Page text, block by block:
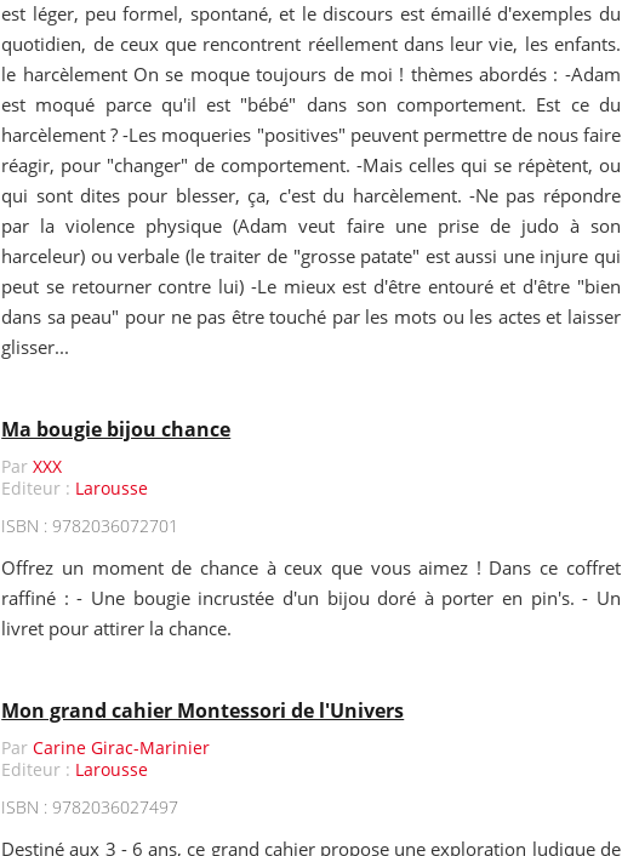
est léger, peu formel, spontané, et le discours est émaillé d'exemples du
quotidien, de ceux que rencontrent réellement dans leur vie, les enfants.
le harcèlement On se moque toujours de moi ! thèmes abordés : -Adam
est moqué parce qu'il est "bébé" dans son comportement. Est ce du
harcèlement ? -Les moqueries "positives" peuvent permettre de nous faire
réagir, pour "changer" de comportement. -Mais celles qui se répètent, ou
qui sont dites pour blesser, ça, c'est du harcèlement. -Ne pas répondre
par la violence physique (Adam veut faire une prise de judo à son
harceleur) ou verbale (le traiter de "grosse patate" est aussi une injure qui
peut se retourner contre lui) -Le mieux est d'être entouré et d'être "bien
dans sa peau" pour ne pas être touché par les mots ou les actes et laisser
glisser...
Ma bougie bijou chance
ParXXX
Editeur : Larousse
ISBN : 9782036072701
Offrez un moment de chance à ceux que vous aimez ! Dans ce coffret
raffiné : - Une bougie incrustée d'un bijou doré à porter en pin's. - Un
livret pour attirer la chance.
Mon grand cahier Montessori de l'Univers
ParCarine Girac-Marinier
Editeur : Larousse
ISBN : 9782036027497
Destiné aux 3 - 6 ans, ce grand cahier propose une exploration ludique de